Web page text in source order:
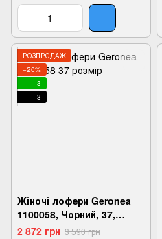
РОЗПРОДАЖ
−20%
3
3
Жіночі лофери Geronea
1100058, Чорний, 37,
2999860666151
2 872 грн 3 590 грн